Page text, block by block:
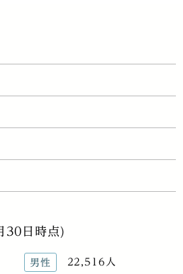
30日時点)
男性 22,516人